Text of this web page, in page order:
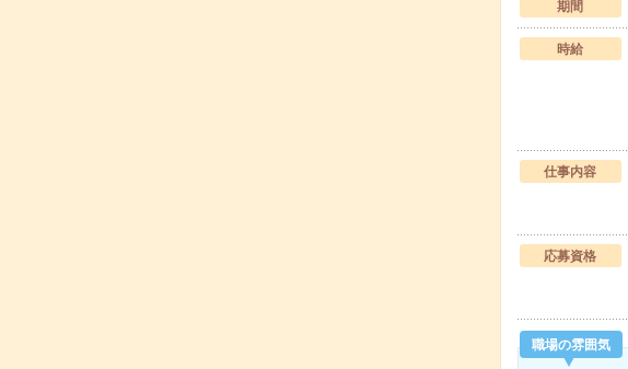
期間
時給
仕事内容
応募資格
職場の雰囲気